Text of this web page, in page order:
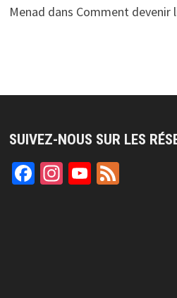
Menad dans Comment devenir
SUIVEZ-NOUS SUR LES
Facebook
Instagram
YouTube
Feed